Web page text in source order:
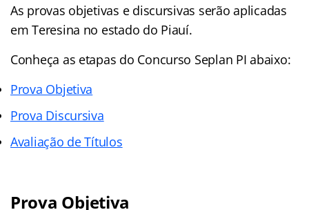
As provas objetivas e discursivas serão aplicadas
em Teresina no estado do Piauí.
Conheça as etapas do Concurso Seplan PI abaixo:
Prova Objetiva
Prova Discursiva
Avaliação de Títulos
Prova Objetiva